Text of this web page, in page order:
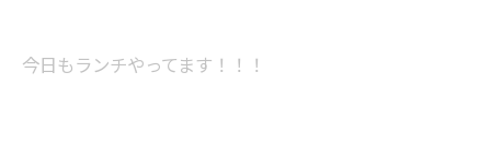
今日もランチやってます！！！⁡